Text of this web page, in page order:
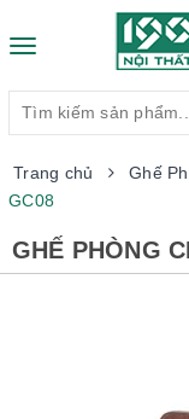
Toggle
Trang chủ Ghế
GC08
GHẾ PHÒNG